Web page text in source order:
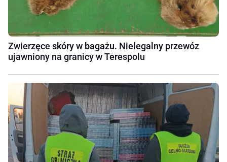
Zwierzęce skóry w bagażu. Nielegalny przewóz
ujawniony na granicy w Terespolu